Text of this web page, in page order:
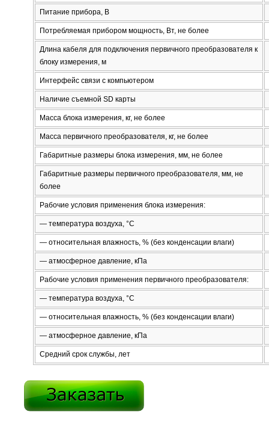
Питание прибора, В
Потребляемая прибором мощность, Вт, не более
Длина кабеля для подключения первичного преобразователя к
блоку измерения, м
Интерфейс связи с компьютером
Наличие съемной SD карты
Масса блока измерения, кг, не более
Масса первичного преобразователя, кг, не более
Габаритные размеры блока измерения, мм, не более
Габаритные размеры первичного преобразователя, мм, не
более
Рабочие условия применения блока измерения:
— температура воздуха, °С
— относительная влажность, % (без конденсации влаги)
— атмосферное давление, кПа
Рабочие условия применения первичного преобразователя:
— температура воздуха, °С
— относительная влажность, % (без конденсации влаги)
— атмосферное давление, кПа
Средний срок службы, лет